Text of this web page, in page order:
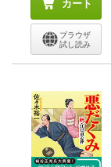
ブラウザ
試し読み